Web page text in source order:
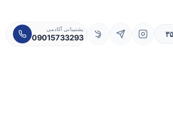
پشتیبانی آکادمی
09015733293